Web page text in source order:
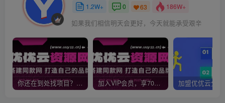
1.2W+ 0 63 186W+
如果我们相信明天会更好，今天就能承受艰辛
你还在到处找项目？还在当韭菜？我靠网创资源站一个月收入5万+，曾经我也是个失败者。 加入VIP会员，享70%的推广提成，免费学习多种网上创业课程，菜鸟秒变大神！